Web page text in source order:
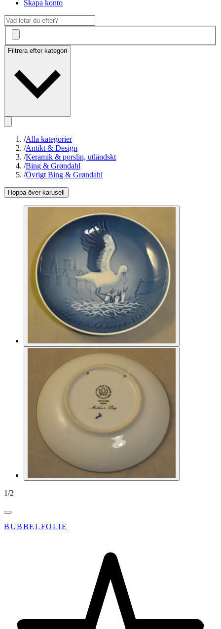
Skapa konto
Filtrera efter kategori
/Alla kategorier
/Antikt & Design
/Keramik & porslin, utländskt
/Bing & Grøndahl
/Övrigt Bing & Grøndahl
Hoppa över karusell
1/2
BUBBELFOLIE